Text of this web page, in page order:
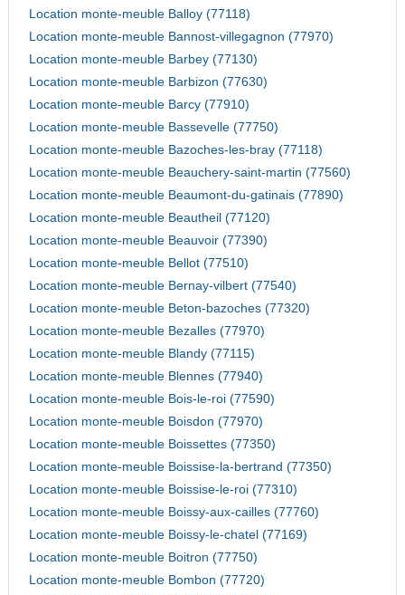
Location monte-meuble Balloy (77118)
Location monte-meuble Bannost-villegagnon (77970)
Location monte-meuble Barbey (77130)
Location monte-meuble Barbizon (77630)
Location monte-meuble Barcy (77910)
Location monte-meuble Bassevelle (77750)
Location monte-meuble Bazoches-les-bray (77118)
Location monte-meuble Beauchery-saint-martin (77560)
Location monte-meuble Beaumont-du-gatinais (77890)
Location monte-meuble Beautheil (77120)
Location monte-meuble Beauvoir (77390)
Location monte-meuble Bellot (77510)
Location monte-meuble Bernay-vilbert (77540)
Location monte-meuble Beton-bazoches (77320)
Location monte-meuble Bezalles (77970)
Location monte-meuble Blandy (77115)
Location monte-meuble Blennes (77940)
Location monte-meuble Bois-le-roi (77590)
Location monte-meuble Boisdon (77970)
Location monte-meuble Boissettes (77350)
Location monte-meuble Boissise-la-bertrand (77350)
Location monte-meuble Boissise-le-roi (77310)
Location monte-meuble Boissy-aux-cailles (77760)
Location monte-meuble Boissy-le-chatel (77169)
Location monte-meuble Boitron (77750)
Location monte-meuble Bombon (77720)